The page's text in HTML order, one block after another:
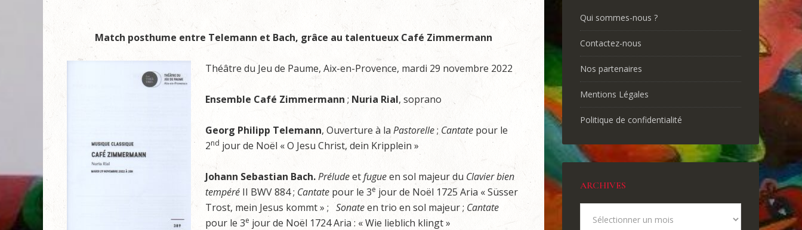
Match posthume entre Telemann et Bach, grâce au talentueux Café Zimmermann
Théâtre du Jeu de Paume, Aix-en-Provence, mardi 29 novembre 2022
Ensemble Café Zimmermann ; Nuria Rial, soprano
Georg Philipp Telemann, Ouverture à laPastorelle; Cantate pour le
2nd jour de Noël « O Jesu Christ, dein Kripplein »
Johann Sebastian Bach.Préludeetfugueen sol majeur du Clavier bien
tempéré II BWV 884 ; Cantate pour le 3e jour de Noël 1725 Aria « Süsser
Trost, mein Jesus kommt » ; Sonateen trio en sol majeur ; Cantate
pour le 3e jour de Noël 1724 Aria : « Wie lieblich klingt »
Qui sommes-nous ?
Contactez-nous
Nos partenaires
Mentions Légales
Politique de confidentialité
ARCHIVES